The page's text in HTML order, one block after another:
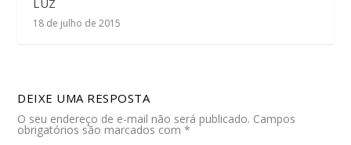
LUZ
18 de julho de 2015
DEIXE UMA RESPOSTA
O seu endereço de e-mail não será publicado. Campos
obrigatórios são marcados com*